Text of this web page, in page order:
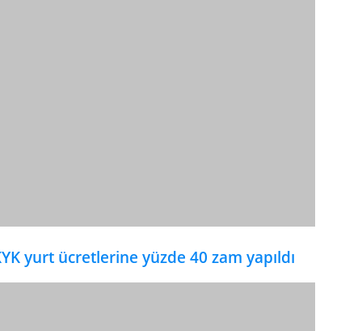
yurt ücretlerine yüzde 40 zam yapıldı